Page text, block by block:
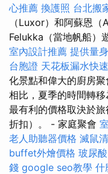
心推薦 換護照 台北搬
（Luxor）和阿蘇恩
Felukka（當地帆船）
室內設計推薦 提供量
台胞證 天花板漏水快
化景點和偉大的廚房
相比，夏季的時間轉
最有利的價格取決於
折扣）。 - 家庭聚會
老人助聽器價格 滅鼠
buffet外燴價格 玻尿酸
錢 google seo教學 什